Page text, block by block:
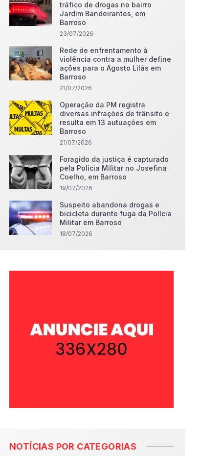
tráfico de drogas no bairro
Jardim Bandeirantes, em
Barroso
23/07/2026
Rede de enfrentamento à
violência contra a mulher define
ações para o Agosto Lilás em
Barroso
21/07/2026
Operação da PM registra
diversas infrações de trânsito e
resulta em 13 autuações em
Barroso
21/07/2026
Foragido da justiça é capturado
pela Polícia Militar no Josefina
Coelho, em Barroso
19/07/2026
Suspeito abandona drogas e
bicicleta durante fuga da Polícia
Militar em Barroso
18/07/2026
NOTÍCIAS POR CATEGORIAS